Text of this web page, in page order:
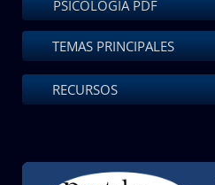
PSICOLOGÍA PDF
TEMAS PRINCIPALES
RECURSOS